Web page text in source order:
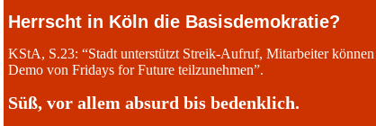
Herrscht in Köln die Basisdemokratie?
KStA, S.23: “Stadt unterstützt Streik-Aufruf, Mitarbeiter
Demo von Fridays for Future teilzunehmen”.
Süß, vor allem absurd bis bedenklich.